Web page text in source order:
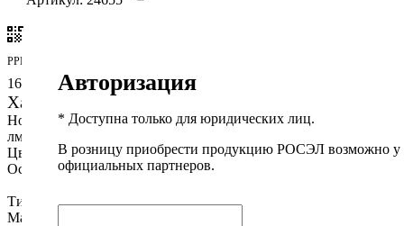
РРЦ
163 ₽
Характеристики
Номинальный световой поток,
лм:
300
Цветовая температура, К:
4000 (дневной свет)
Особенности:
Работа от любого устройства
Тип освещения:
Рассеянный свет
Материал корпуса:
Авторизация
* Доступна только для юридических лиц.
В розницу приобрести продукцию РОСЭЛ возможно у
официальных партнеров.